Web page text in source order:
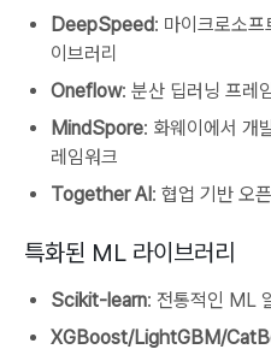
DeepSpeed: 마이크로소
이브러리
Oneflow: 분산 딥러닝 프레
MindSpore: 화웨이에서 개
레임워크
Together AI: 협업 기반 오
특화된 ML 라이브러리
Scikit-learn: 전통적인 ML
XGBoost/LightGBM/